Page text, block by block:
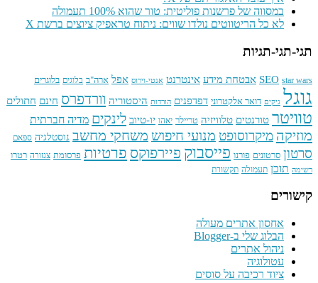
במסווה של פרשנות פוליטית: טור שהוא 100% תעמולה
לא כל הריטווטים נולדו שווים: ניתוח טראפיק ציוצים ברשת X
תגי-תגי-תגיות
SEO star wars אבטחת מידע אינטרנט אנטי-וירוס אפל ארה"ב בלוגים בלוגרים
גוגל גיקים דואר אלקטרוני דפדפנים הורדות היסטוריה וורדפרס חינם חתולים
טוויטר טורנטים טלוויזיה טריילר יאהו יו-טיוב לינקים מדיה חברתית
מוזיקה מיקרוסופט מנועי חיפוש משחקי מחשב נוסטלגיה ספאם
סרטון סרטונים פורנו פייסבוק פיירפוקס פרטיות פרסומת צנזורה רטרו
רשימה תוכן תעמולה תקשורת
קישורים
אחסון אתרים מעולה
הבלוג שלי ב-Blogger
ניהול אתרים
עטולוגיה
ציוד רכיבה על סוסים